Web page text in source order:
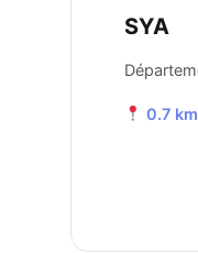
SYA
0.7 km